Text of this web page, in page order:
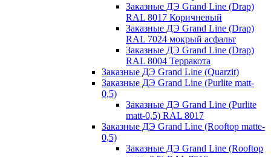
Заказные ДЭ Grand Line (Drap)
RAL 8017 Коричневый
Заказные ДЭ Grand Line (Drap)
RAL 7024 мокрый асфальт
Заказные ДЭ Grand Line (Drap)
RAL 8004 Терракота
Заказные ДЭ Grand Line (Quarzit)
Заказные ДЭ Grand Line (Purlite matt-
0,5)
Заказные ДЭ Grand Line (Purlite
matt-0,5) RAL 8017
Заказные ДЭ Grand Line (Rooftop matte-
0,5)
Заказные ДЭ Grand Line (Rooftop